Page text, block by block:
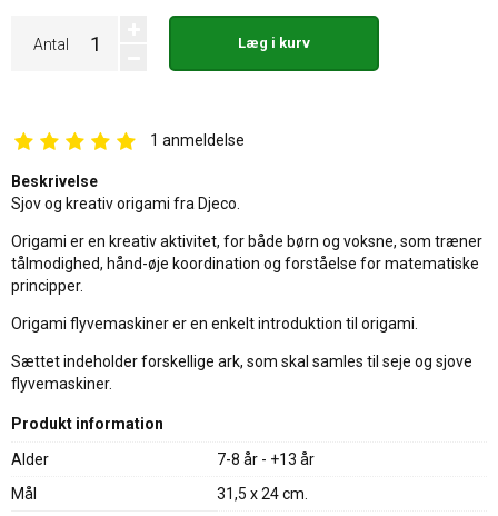
Antal Læg i kurv
1 anmeldelse
Beskrivelse
Sjov og kreativ origami fra Djeco.
Origami er en kreativ aktivitet, for både børn og voksne, som træner
tålmodighed, hånd-øje koordination og forståelse for matematiske
principper.
Origami flyvemaskiner er en enkelt introduktion til origami.
Sættet indeholder forskellige ark, som skal samles til seje og sjove
flyvemaskiner.
Produkt information
Alder
7-8 år - +13 år
Mål
31,5 x 24 cm.